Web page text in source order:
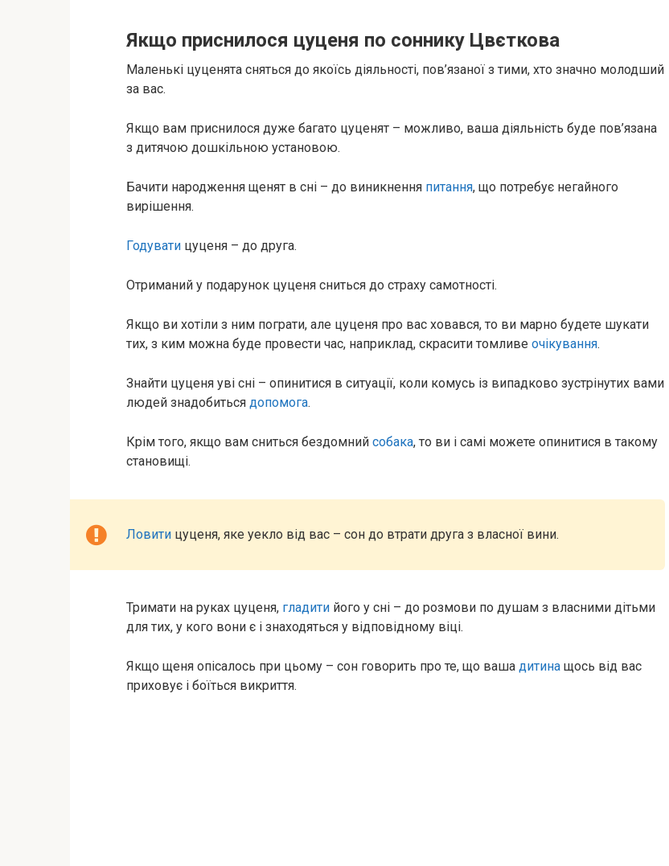
Якщо приснилося цуценя по соннику Цвєткова
Маленькі цуценята сняться до якоїсь діяльності, пов’язаної з тими, хто значно молодший
за вас.
Якщо вам приснилося дуже багато цуценят – можливо, ваша діяльність буде пов’язана
з дитячою дошкільною установою.
Бачити народження щенят в сні – до виникнення питання, що потребує негайного
вирішення.
Годувати цуценя – до друга.
Отриманий у подарунок цуценя сниться до страху самотності.
Якщо ви хотіли з ним пограти, але цуценя про вас ховався, то ви марно будете шукати
тих, з ким можна буде провести час, наприклад, скрасити томливе очікування.
Знайти цуценя уві сні – опинитися в ситуації, коли комусь із випадково зустрінутих вами
людей знадобиться допомога.
Крім того, якщо вам сниться бездомний собака, то ви і самі можете опинитися в такому
становищі.
Ловити цуценя, яке уекло від вас – сон до втрати друга з власної вини.
Тримати на руках цуценя, гладити його у сні – до розмови по душам з власними дітьми
для тих, у кого вони є і знаходяться у відповідному віці.
Якщо щеня опісалось при цьому – сон говорить про те, що ваша дитина щось від вас
приховує і боїться викриття.